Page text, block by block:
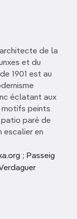
de la
et du
1901 est au
éclatant aux
motifs peints
patio paré de
escalier en
; Passeig